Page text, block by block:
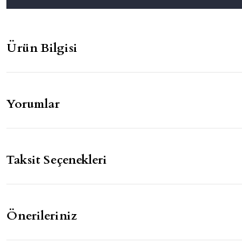
Ürün Bilgisi
Yorumlar
Taksit Seçenekleri
Önerileriniz